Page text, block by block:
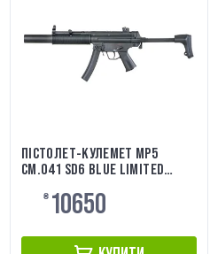
ПІСТОЛЕТ-КУЛЕМЕТ MP5
CM.041 SD6 BLUE LIMITED
₴ 10650